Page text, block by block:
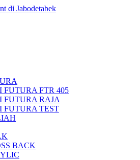
di Jabodetabek
FUTURA FTR 405
FUTURA RAJA
FUTURA TEST
BACK